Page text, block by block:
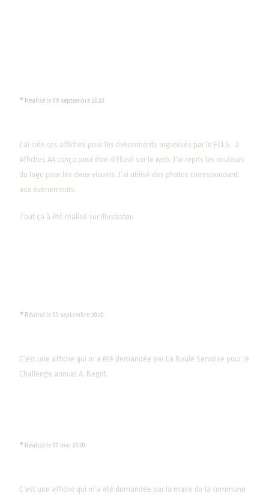
® Réalisé le 09 septembre 2020
J’ai crée ces affiches pour les évènements organisés par le FCLS. 2
Affiches A4 conçu pour être diffusé sur le web. J’ai repris les couleurs
du logo pour les deux visuels. J’ai utilisé des photos correspondant
aux évènements.
Tout ça à été réalisé sur Illustrator.
® Réalisé le 03 septembre 2020
C’est une affiche qui m’a été demandée par La Boule Servoise pour le
Challenge annuel A. Begot.
® Réalisé le 07 mai 2020
C’est une affiche qui m’a été demandée par la maire de la commune